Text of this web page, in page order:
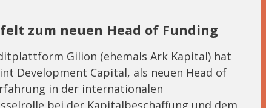
zum neuen Head of Funding
Gilion (ehemals Ark Kapital) hat
Development Capital, als neuen Head of
in der internationalen
bei der Kapitalbeschaffung und dem